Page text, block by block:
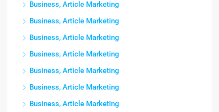
Business, Article Marketing
Business, Article Marketing
Business, Article Marketing
Business, Article Marketing
Business, Article Marketing
Business, Article Marketing
Business, Article Marketing